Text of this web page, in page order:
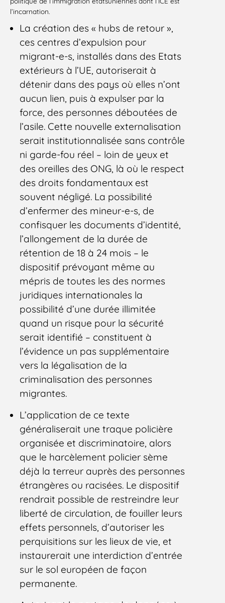
l’incarnation.
La création des « hubs de retour »,
ces centres d’expulsion pour
migrant-e-s, installés dans des Etats
extérieurs à l’UE, autoriserait à
détenir dans des pays où elles n’ont
aucun lien, puis à expulser par la
force, des personnes déboutées de
l’asile. Cette nouvelle externalisation
serait institutionnalisée sans contrôle
ni garde-fou réel – loin de yeux et
des oreilles des ONG, là où le respect
des droits fondamentaux est
souvent négligé. La possibilité
d’enfermer des mineur-e-s, de
confisquer les documents d’identité,
l’allongement de la durée de
rétention de 18 à 24 mois – le
dispositif prévoyant même au
mépris de toutes les des normes
juridiques internationales la
possibilité d’une durée illimitée
quand un risque pour la sécurité
serait identifié – constituent à
l’évidence un pas supplémentaire
vers la légalisation de la
criminalisation des personnes
migrantes.
L’application de ce texte
généraliserait une traque policière
organisée et discriminatoire, alors
que le harcèlement policier sème
déjà la terreur auprès des personnes
étrangères ou racisées. Le dispositif
rendrait possible de restreindre leur
liberté de circulation, de fouiller leurs
effets personnels, d’autoriser les
perquisitions sur les lieux de vie, et
instaurerait une interdiction d’entrée
sur le sol européen de façon
permanente.